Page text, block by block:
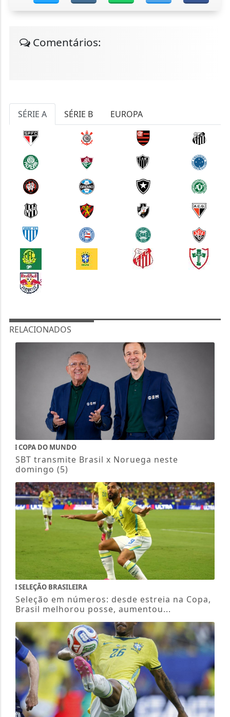
Comentários:
SÉRIE A SÉRIE B EUROPA
RELACIONADOS
COPA DO MUNDO
SBT transmite Brasil x Noruega neste
domingo (5)
SELEÇÃO BRASILEIRA
Seleção em números: desde estreia na Copa,
Brasil melhorou posse, aumentou...